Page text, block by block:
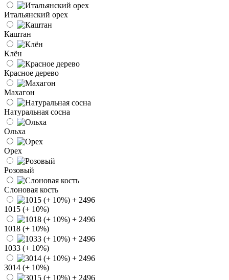
Итальянский орех
Каштан
Клён
Красное дерево
Махагон
Натуральная сосна
Ольха
Орех
Розовый
Слоновая кость
1015 (+ 10%)
1018 (+ 10%)
1033 (+ 10%)
3014 (+ 10%)